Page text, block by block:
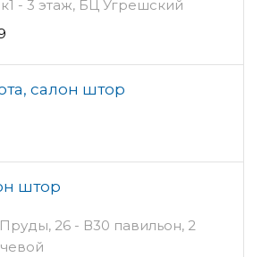
- 3 этаж, БЦ Угрешский
салон штор
штор
26 - В30 павильон, 2